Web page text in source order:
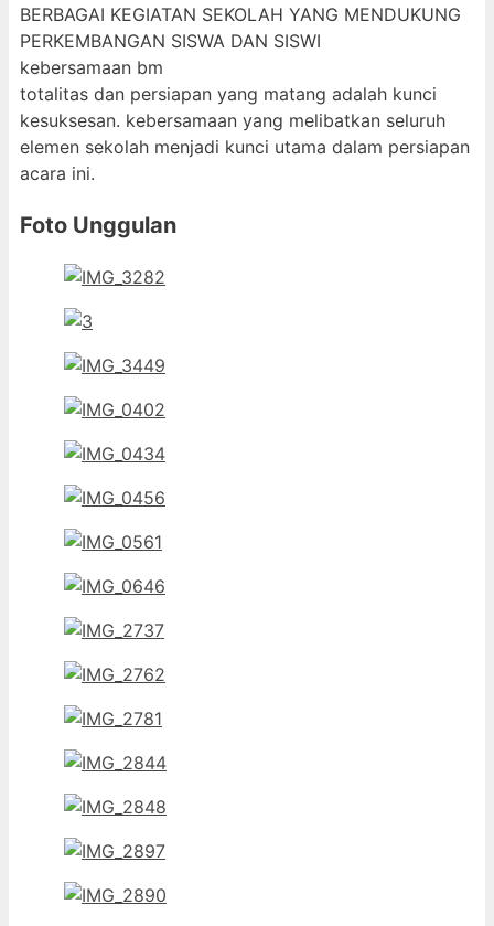
BERBAGAI KEGIATAN SEKOLAH YANG MENDUKUNG
PERKEMBANGAN SISWA DAN SISWI
kebersamaan bm
totalitas dan persiapan yang matang adalah kunci
kesuksesan. kebersamaan yang melibatkan seluruh
elemen sekolah menjadi kunci utama dalam persiapan
acara ini.
Foto Unggulan